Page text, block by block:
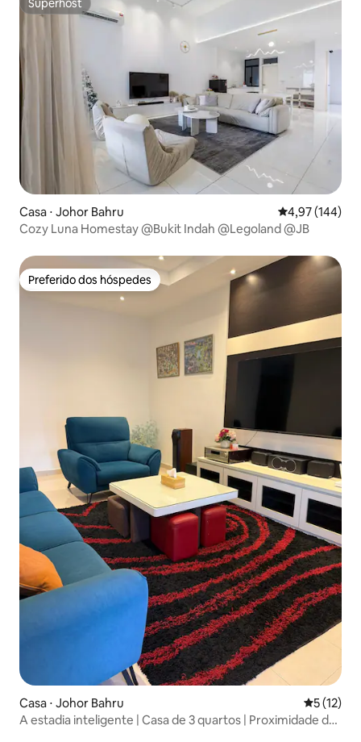
Superhost
Superhost
Casa ⋅ Johor Bahru 4,97 de uma
4,97 (144)
Cozy Luna Homestay @Bukit Indah @Legoland @JB
Preferido dos hóspedes
Preferido dos hóspedes
Casa ⋅ Johor Bahru 5 de uma
5 (12)
A estadia inteligente | Casa de 3 quartos | Proximidade de